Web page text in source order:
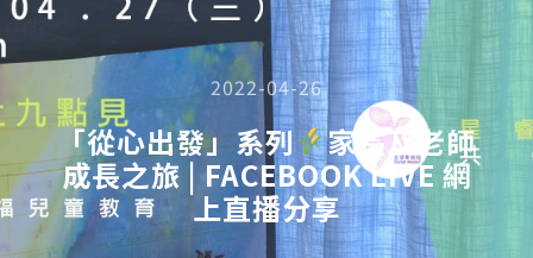
2022-04-26
「從心出發」系列
家長及老師
成長之旅 | FACEBOOK LIVE 網
上直播分享